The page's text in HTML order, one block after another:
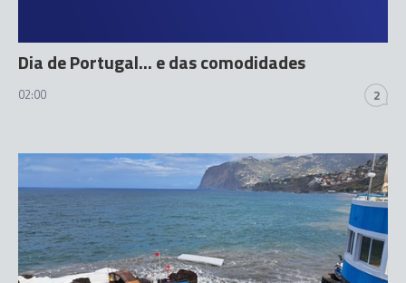
Dia de Portugal... e das comodidades
02:00 2